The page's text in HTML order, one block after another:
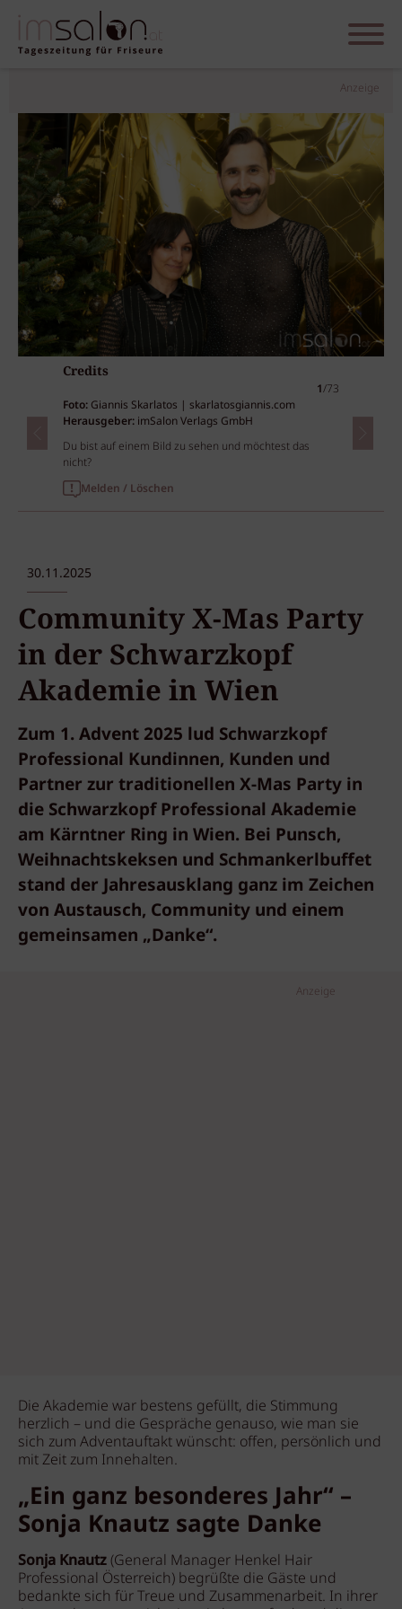
Anzeige
Credits
1/73
Foto: Giannis Skarlatos | skarlatosgiannis.com
Herausgeber: imSalon Verlags GmbH
Du bist auf einem Bild zu sehen und möchtest das
nicht?
Melden / Löschen
30.11.2025
Community X-Mas Party
in der Schwarzkopf
Akademie in Wien
Zum 1. Advent 2025 lud Schwarzkopf
Professional Kundinnen, Kunden und
Partner zur traditionellen X-Mas Party in
die Schwarzkopf Professional Akademie
am Kärntner Ring in Wien. Bei Punsch,
Weihnachtskeksen und Schmankerlbuffet
stand der Jahresausklang ganz im Zeichen
von Austausch, Community und einem
gemeinsamen „Danke“.
Anzeige
Die Akademie war bestens gefüllt, die Stimmung
herzlich – und die Gespräche genauso, wie man sie
sich zum Adventauftakt wünscht: offen, persönlich und
mit Zeit zum Innehalten.
„Ein ganz besonderes Jahr“ –
Sonja Knautz sagte Danke
Sonja Knautz(General Manager Henkel Hair
Professional Österreich) begrüßte die Gäste und
bedankte sich für Treue und Zusammenarbeit. In ihrer